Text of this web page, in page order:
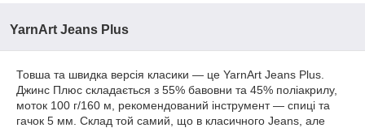
YarnArt Jeans Plus
Товша та швидка версія класики — це YarnArt Jeans Plus.
Джинс Плюс складається з 55% бавовни та 45% поліакрилу,
моток 100 г/160 м, рекомендований інструмент — спиці та
гачок 5 мм. Склад той самий, що в класичного Jeans, але